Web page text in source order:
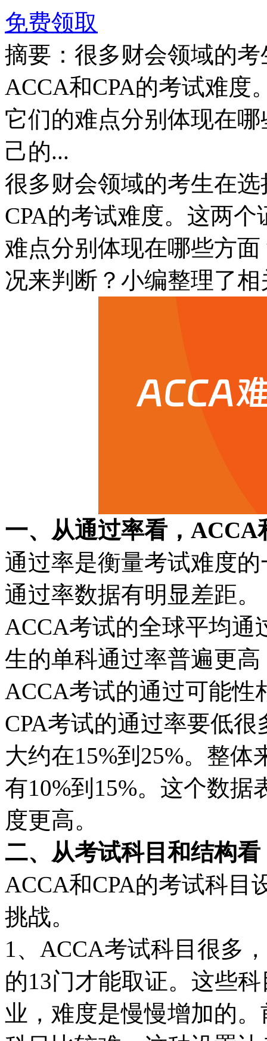
免费领取
摘要：很多财会领域的
ACCA和CPA的考试难度
它们的难点分别体现在
己的...
很多财会领域的考生在
CPA的考试难度。这两
难点分别体现在哪些方
况来判断？小编整理了
一、从通过率看，ACCA
通过率是衡量考试难度
通过率数据有明显差距。
ACCA考试的全球平均通
生的单科通过率普遍更
ACCA考试的通过可能性
CPA考试的通过率要低
大约在15%到25%。整体
有10%到15%。这个数据
度更高。
二、从考试科目和结构
ACCA和CPA的考试科目
挑战。
1、ACCA考试科目很多
的13门才能取证。这些
业，难度是慢慢增加的